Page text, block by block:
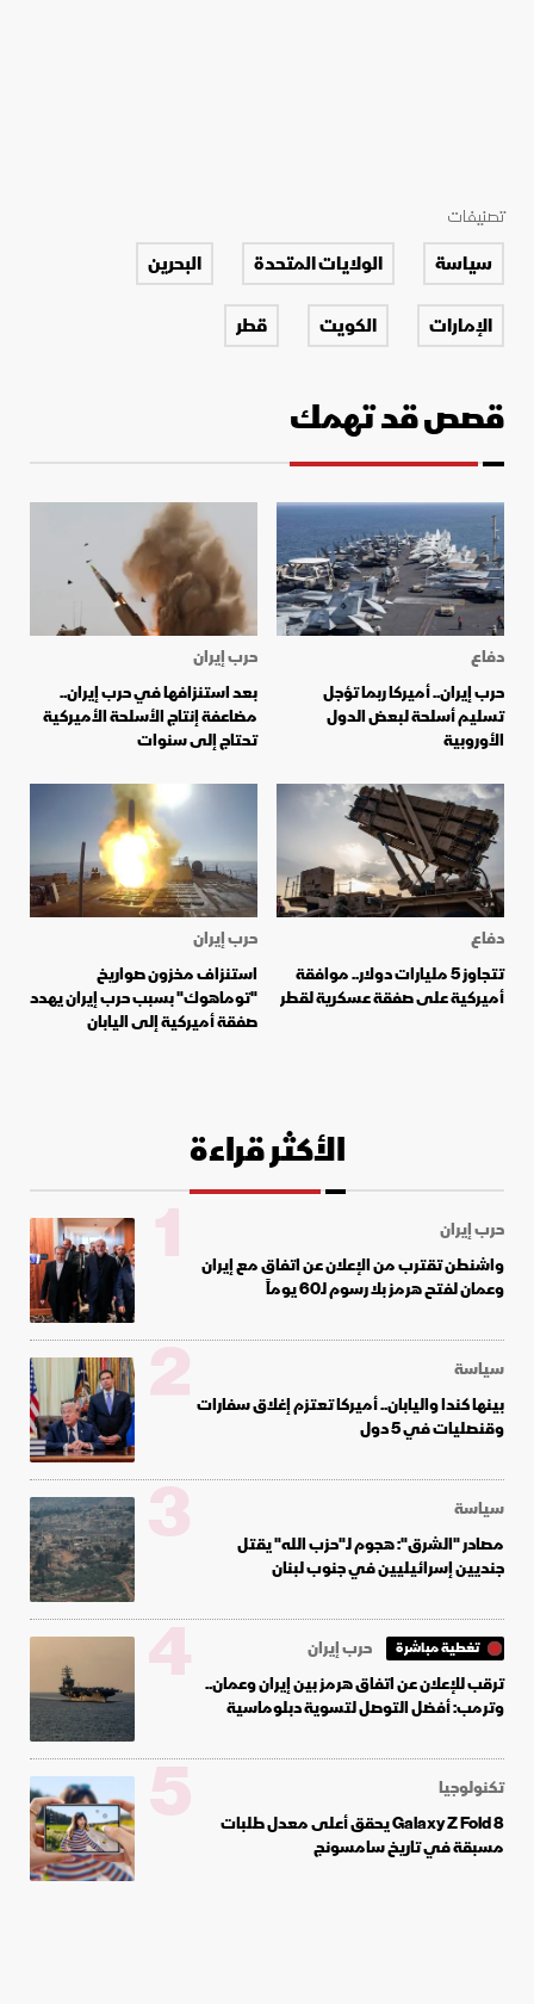
تصنيفات
سياسة الولايات المتحدة
البحرين
الإمارات
الكويت قطر
قصص قد تهمك
دفاع
حرب إيران.. أميركا ربما تؤجل
تسليم أسلحة لبعض الدول
الأوروبية
حرب إيران
بعد استنزافها في حرب إيران..
مضاعفة إنتاج الأسلحة الأميركية
تحتاج إلى سنوات
دفاع
تتجاوز 5 مليارات دولار.. موافقة
أميركية على صفقة عسكرية لقطر
حرب إيران
استنزاف مخزون صواريخ
"توماهوك" بسبب حرب إيران يهدد
صفقة أميركية إلى اليابان
الأكثر قراءة
حرب إيران
واشنطن تقترب من الإعلان عن اتفاق مع إيران
وعمان لفتح هرمز بلا رسوم لـ60 يوماً
1
سياسة
بينها كندا واليابان.. أميركا تعتزم إغلاق سفارات
وقنصليات في 5 دول
2
سياسة
مصادر "الشرق": هجوم لـ"حزب الله" يقتل
جنديين إسرائيليين في جنوب لبنان
3
تغطية مباشرة
حرب إيران
ترقب للإعلان عن اتفاق هرمز بين إيران وعمان..
وترمب: أفضل التوصل لتسوية دبلوماسية
4
تكنولوجيا
Galaxy Z Fold 8 يحقق أعلى معدل طلبات
مسبقة في تاريخ سامسونج
5